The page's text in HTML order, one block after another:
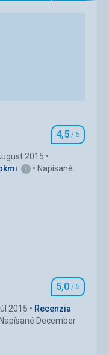
černými lávovými
kvalita výborná
Hodnotenie
4,5 / 5
2015
Napísané
4,0/ 5
4,0/ 5
Hodnotenie
5,0 / 5
2015
Recenzia
Napísané December